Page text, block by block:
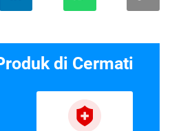
di Cermati